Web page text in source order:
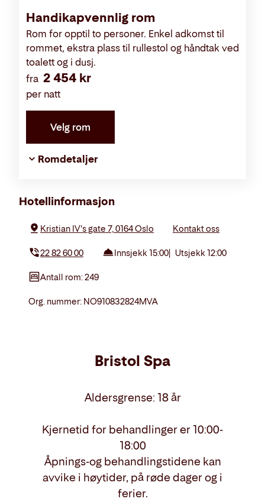
Handikapvennlig rom
fra 2 454 kr
per natt
Rom for opptil to personer. Enkel adkomst til
rommet, ekstra plass til rullestol og håndtak ved
toalett og i dusj.
Velg rom
Romdetaljer
Om
hotellet
Hotellinformasjon
Kristian IV's gate 7, 0164 Oslo Kontakt oss
22 82 60 00 Innsjekk 15:00 Utsjekk 12:00
Antall rom: 249
Org. nummer: NO910832824MVA
Bristol Spa
Aldersgrense: 18 år
Kjernetid for behandlinger er 10:00-
18:00
Åpnings-og behandlingstidene kan
avvike i høytider, på røde dager og i
ferier.